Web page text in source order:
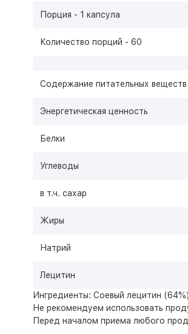
Порция - 1 капсула
Количество порций - 60
Содержание питательных
Энергетическая ценность
Белки
Углеводы
в т.ч. сахар
Жиры
Натрий
Лецитин
Ингредиенты: Соевый лецитин
Не рекомендуем использовать
Перед началом приема любого